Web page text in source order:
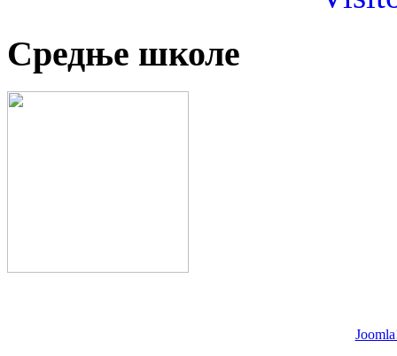
Средње школе